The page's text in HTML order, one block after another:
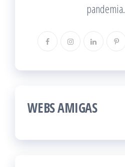
pandemia.
WEBS AMIGAS